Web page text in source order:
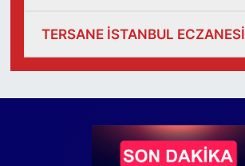
TERSANE İSTANBUL ECZANESİ